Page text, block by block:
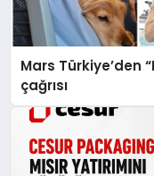
Mars Türkiye’den
çağrısı